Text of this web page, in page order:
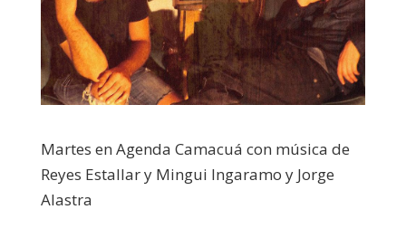
Martes en Agenda Camacuá con música de
Reyes Estallar y Mingui Ingaramo y Jorge
Alastra